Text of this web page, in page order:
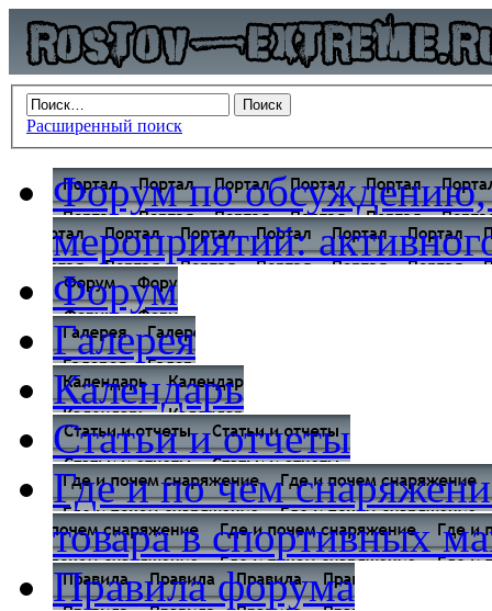
Расширенный поиск
Форум по обсуждению,
мероприятий:
Форум
Галерея
Календарь
Статьи и отчеты
Где и по чем
товара в спортивных
Правила форума